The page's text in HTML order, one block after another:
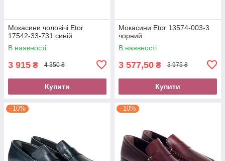
Мокасини чоловічі Etor
17542-33-731 синій
В наявності
3 915 ₴ 4 350 ₴
Купити
Мокасини Etor 13574-003-3
чорний
В наявності
3 577,50 ₴ 3 975 ₴
Купити
–10% –10%